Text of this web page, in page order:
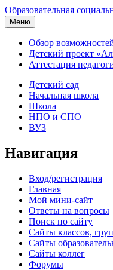
Образовательная
Меню
Обзор
Детский проект
Аттестация
Детский сад
Начальная школа
Школа
НПО и СПО
ВУЗ
Навигация
Вход/регистрация
Главная
Мой мини-сайт
Ответы на вопросы
Поиск по сайту
Сайты классов,
Сайты
Сайты коллег
Форумы